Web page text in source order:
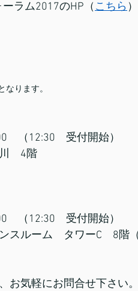
ラム2017のHP（ こちら
ります。
（12:30　受付開始）
　4階
（12:30　受付開始）
ルーム　タワーC　8階
気軽にお問合せ下さい。